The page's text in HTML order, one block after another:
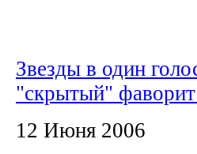
Звезды в один
"скрытый"
12 Июня 2006